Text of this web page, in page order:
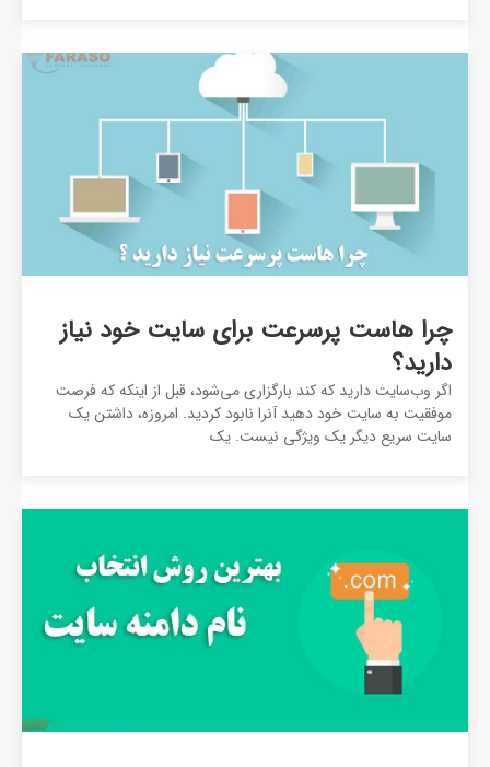
چرا هاست پرسرعت برای سایت خود نیاز
دارید؟
اگر وب‌سایت دارید که کند بارگزاری می‌شود، قبل از اینکه که فرصت
موفقیت به سایت خود دهید آنرا نابود کردید. امروزه، داشتن یک
سایت سریع دیگر یک ویژگی نیست. یک